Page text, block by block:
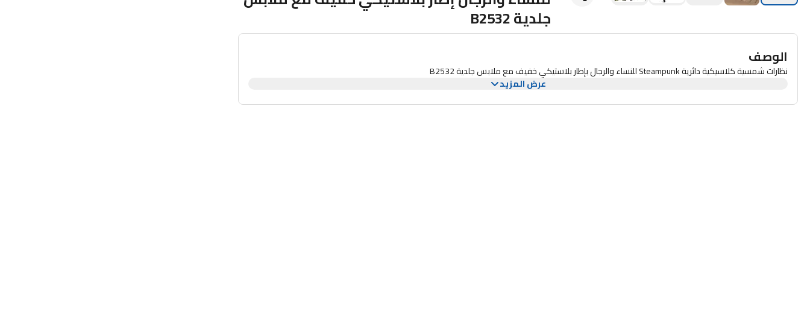
جلدية B2532
الوصف
نظارات شمسية كلاسيكية دائرية Steampunk للنساء والرجال بإطار بلاستيكي خفيف مع ملابس جلدية B2532
عرض المزيد